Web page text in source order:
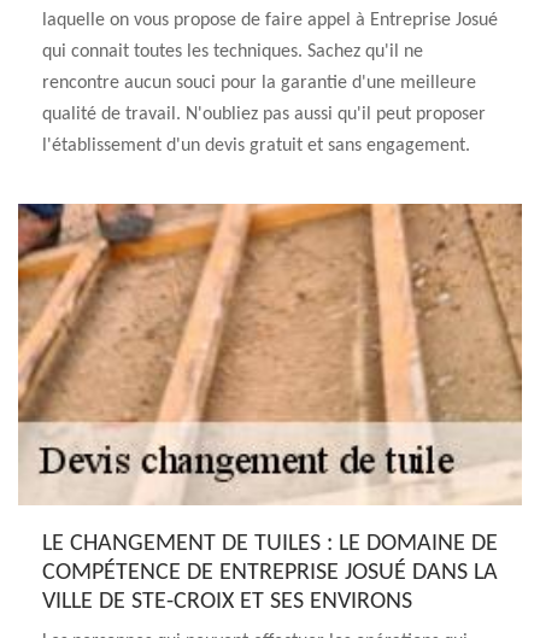
laquelle on vous propose de faire appel à Entreprise Josué
qui connait toutes les techniques. Sachez qu'il ne
rencontre aucun souci pour la garantie d'une meilleure
qualité de travail. N'oubliez pas aussi qu'il peut proposer
l'établissement d'un devis gratuit et sans engagement.
LE CHANGEMENT DE TUILES : LE DOMAINE DE
COMPÉTENCE DE ENTREPRISE JOSUÉ DANS LA
VILLE DE STE-CROIX ET SES ENVIRONS